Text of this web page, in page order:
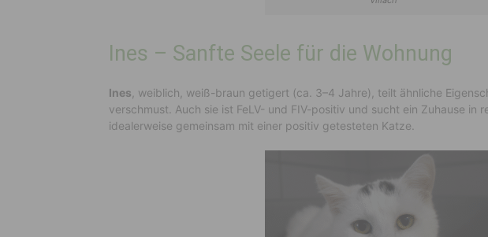
Ines – Sanfte Seele für die Wohnung
Ines , weiblich, weiß-braun getigert (ca. 3–4 Jahre), teilt ähnliche
verschmust. Auch sie ist FeLV- und FIV-positiv und sucht ein Zuhause in
idealerweise gemeinsam mit einer positiv getesteten Katze.